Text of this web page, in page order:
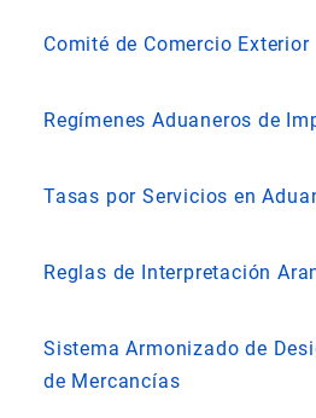
Comité de Comercio Exterior
Regímenes Aduaneros de
Tasas por Servicios en
Reglas de Interpretación
Sistema Armonizado de
de Mercancías